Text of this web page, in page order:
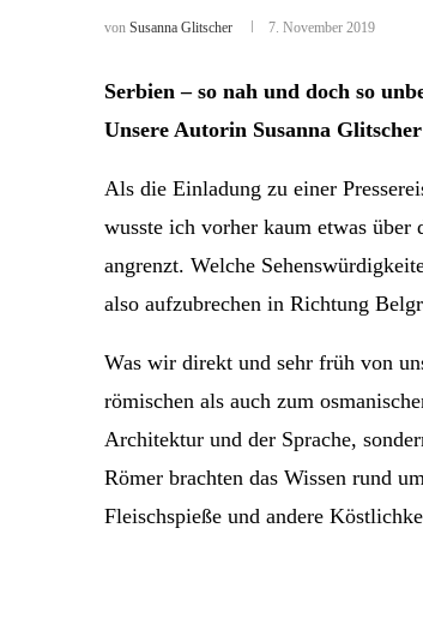
von Susanna Glitscher 7. November 2019
Serbien – so nah und doch so
Unsere Autorin Susanna
Als die Einladung zu einer
wusste ich vorher kaum etwas
angrenzt. Welche
also aufzubrechen in Richtung
Was wir direkt und sehr früh von
römischen als auch zum
Architektur und der Sprache,
Römer brachten das Wissen rund
Fleischspieße und andere